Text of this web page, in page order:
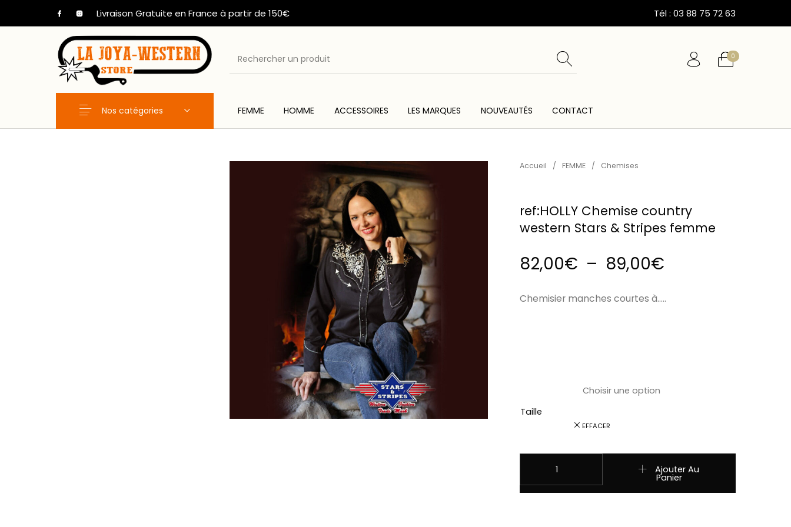
Livraison Gratuite en France à partir de 150€ Tél : 03 88 75 72 63
0
FEMME HOMME ACCESSOIRES LES MARQUES NOUVEAUTÉS CONTACT
Nos catégories
Accueil / FEMME / Chemises
ref:HOLLY Chemise country
western Stars & Stripes femme
82,00€ – 89,00€Plage de prix :
Chemisier manches courtes à…..
Taille
EFFACER
Ajouter Au
Panier